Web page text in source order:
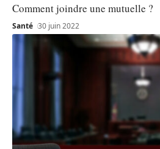
Comment joindre une mutuelle ?
Santé 30 juin 2022